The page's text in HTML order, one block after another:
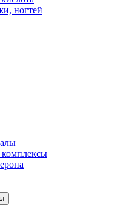
ногтей